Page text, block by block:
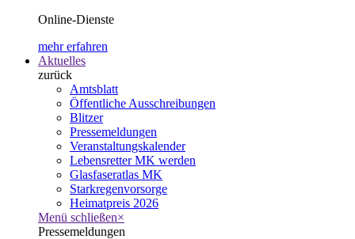
Online-Dienste
mehr erfahren
Aktuelles
zurück
Amtsblatt
Öffentliche Ausschreibungen
Blitzer
Pressemeldungen
Veranstaltungskalender
Lebensretter MK werden
Glasfaseratlas MK
Starkregenvorsorge
Heimatpreis 2026
Menü schließen×
Pressemeldungen